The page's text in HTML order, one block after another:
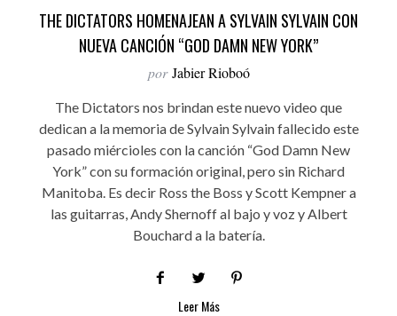
THE DICTATORS HOMENAJEAN A SYLVAIN SYLVAIN CON
NUEVA CANCIÓN “GOD DAMN NEW YORK”
por Jabier Rioboó
The Dictators nos brindan este nuevo video que
dedican a la memoria de Sylvain Sylvain fallecido este
pasado miércioles con la canción “God Damn New
York” con su formación original, pero sin Richard
Manitoba. Es decir Ross the Boss y Scott Kempner a
las guitarras, Andy Shernoff al bajo y voz y Albert
Bouchard a la batería.
Leer Más